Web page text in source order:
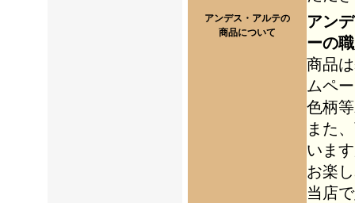
アンデス・アルテの
商品について
アン
ーの
商品
ムペ
色柄
また
いま
お楽
当店